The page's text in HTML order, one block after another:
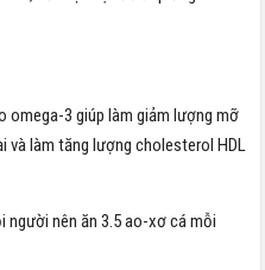
omega-3 giúp làm giảm lượng mỡ
và làm tăng lượng cholesterol HDL
người nên ăn 3.5 ao-xơ cá mỗi